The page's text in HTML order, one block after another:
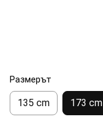
Размерът
135 cm 173 cm